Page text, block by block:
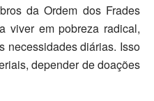
daOrdem dos Frades
viver em pobreza radical,
necessidades diárias. Isso
depender de doações